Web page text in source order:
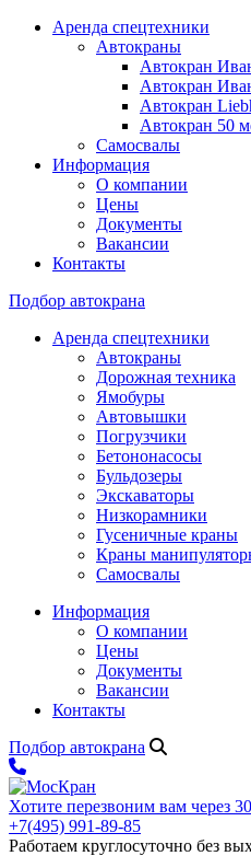
Аренда спецтехники
Автокраны
Автокран
Автокран
Автокран
Автокран 50
Самосвалы
Информация
О компании
Цены
Документы
Вакансии
Контакты
Подбор автокрана
Аренда спецтехники
Автокраны
Дорожная техника
Ямобуры
Автовышки
Погрузчики
Бетононасосы
Бульдозеры
Экскаваторы
Низкорамники
Гусеничные краны
Краны
Самосвалы
Информация
О компании
Цены
Документы
Вакансии
Контакты
Подбор автокрана
Хотите перезвоним вам через
+7(495) 991-89-85
Работаем круглосуточно без